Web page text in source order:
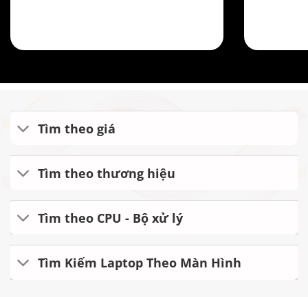
Tìm theo giá
Tìm theo thương hiệu
Tìm theo CPU - Bộ xử lý
Tìm Kiếm Laptop Theo Màn Hình